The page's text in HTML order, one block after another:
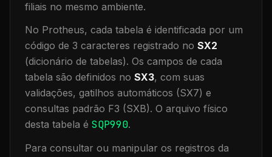
filiais no mesmo ambiente.
No Protheus, cada tabela é identificada por um
código de 3 caracteres registrado no SX2
(dicionário de tabelas). Os campos de cada
tabela são definidos no SX3, com suas
validações, gatilhos automáticos (SX7) e
consultas padrão F3 (SXB). O arquivo físico
desta tabela é SQP990.
Para consultar ou manipular os registros da